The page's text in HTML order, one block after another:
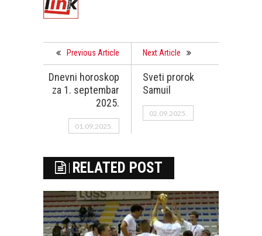
Previous Article
Dnevni horoskop
za 1. septembar
2025.
01.09.2025.
Next Article
Sveti prorok
Samuil
02.09.2025.
RELATED POST